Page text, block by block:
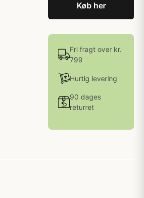
Køb her
Fri fragt over kr.
799
Hurtig levering
90 dages
returret